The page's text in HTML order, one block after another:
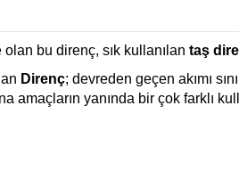
bu direnç, sık kullanılan taş
Direnç; devreden geçen akımı
amaçların yanında bir çok farklı